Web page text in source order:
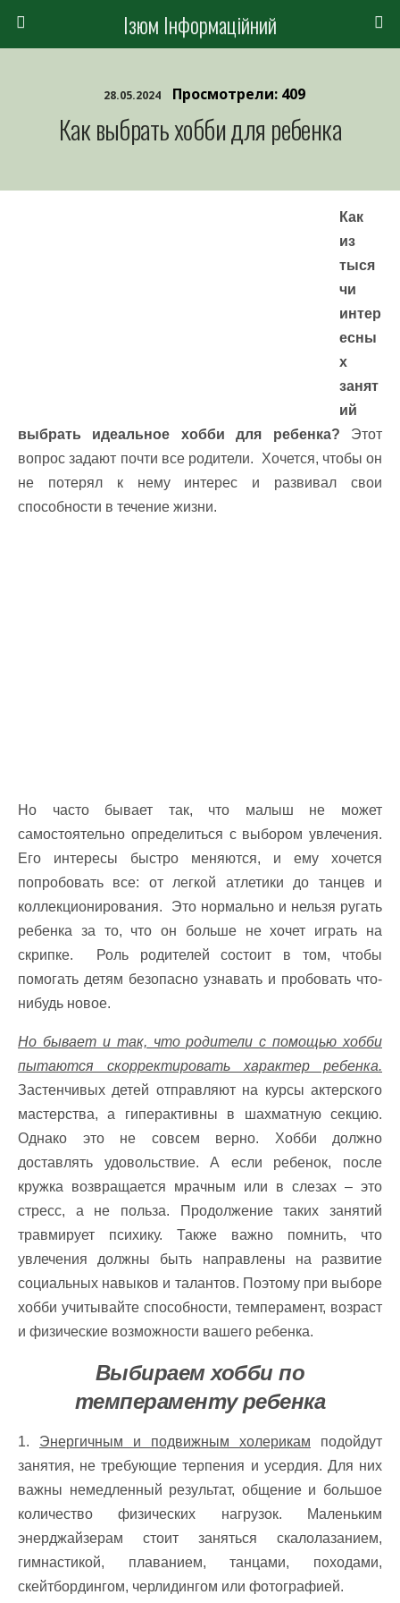
Ізюм Інформаційний
28.05.2024 Просмотрели: 409
Как выбрать хобби для ребенка
Как
из
тыся
чи
интер
есны
х
занят
ий
выбрать идеальное хобби для ребенка? Этот
вопрос задают почти все родители. Хочется, чтобы он
не потерял к нему интерес и развивал свои
способности в течение жизни.
Но часто бывает так, что малыш не может
самостоятельно определиться с выбором увлечения.
Его интересы быстро меняются, и ему хочется
попробовать все: от легкой атлетики до танцев и
коллекционирования. Это нормально и нельзя ругать
ребенка за то, что он больше не хочет играть на
скрипке. Роль родителей состоит в том, чтобы
помогать детям безопасно узнавать и пробовать что-
нибудь новое.
Но бывает и так, что родители с помощью хобби
пытаются скорректировать характер ребенка.
Застенчивых детей отправляют на курсы актерского
мастерства, а гиперактивны в шахматную секцию.
Однако это не совсем верно. Хобби должно
доставлять удовольствие. А если ребенок, после
кружка возвращается мрачным или в слезах – это
стресс, а не польза. Продолжение таких занятий
травмирует психику. Также важно помнить, что
увлечения должны быть направлены на развитие
социальных навыков и талантов. Поэтому при выборе
хобби учитывайте способности, темперамент, возраст
и физические возможности вашего ребенка.
Выбираем хобби по
темпераменту ребенка
1. Энергичным и подвижным холерикам подойдут
занятия, не требующие терпения и усердия. Для них
важны немедленный результат, общение и большое
количество физических нагрузок. Маленьким
энерджайзерам стоит заняться скалолазанием,
гимнастикой, плаванием, танцами, походами,
скейтбордингом, черлидингом или фотографией.